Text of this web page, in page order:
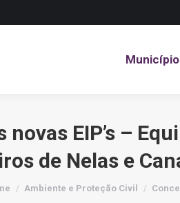
Município
EIP’s –
de Nelas e
are here:Ambiente e Proteção Civil
Município